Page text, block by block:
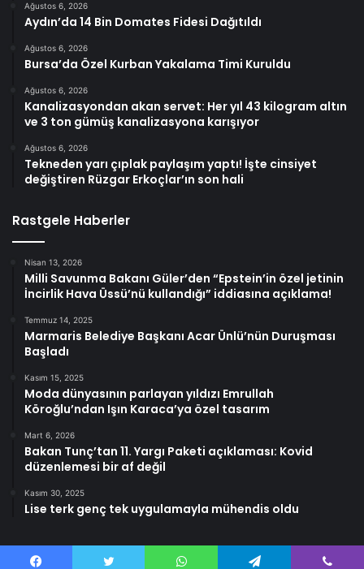
Ağustos 6, 2026
Aydın’da 14 Bin Domates Fidesi Dağıtıldı
Ağustos 6, 2026
Bursa’da Özel Kurban Yakalama Timi Kuruldu
Ağustos 6, 2026
Kanalizasyondan akan servet: Her yıl 43 kilogram altın
ve 3 ton gümüş kanalizasyona karışıyor
Ağustos 6, 2026
Tekneden yarı çıplak paylaşım yaptı! İşte cinsiyet
değiştiren Rüzgar Erkoçlar’ın son hali
Rastgele Haberler
Nisan 13, 2026
Milli Savunma Bakanı Güler’den “Epstein’in özel jetinin
İncirlik Hava Üssü’nü kullandığı” iddiasına açıklama!
Temmuz 14, 2025
Marmaris Belediye Başkanı Acar Ünlü’nün Duruşması
Başladı
Kasım 15, 2025
Moda dünyasının parlayan yıldızı Emrullah
Köroğlu’ndan Işın Karaca’ya özel tasarım
Mart 6, 2026
Bakan Tunç’tan 11. Yargı Paketi açıklaması: Kovid
düzenlemesi bir af değil
Kasım 30, 2025
Lise terk genç tek uygulamayla mühendis oldu